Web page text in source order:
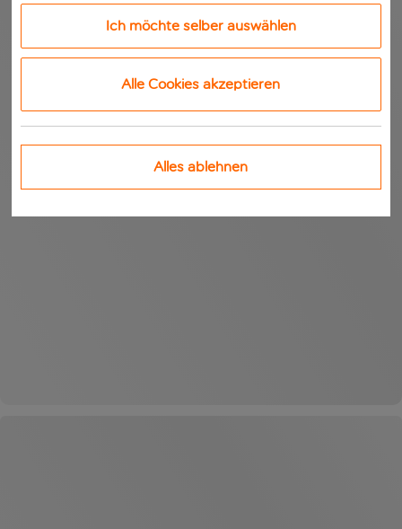
Ich möchte selber auswählen
Alle Cookies akzeptieren
Alles ablehnen